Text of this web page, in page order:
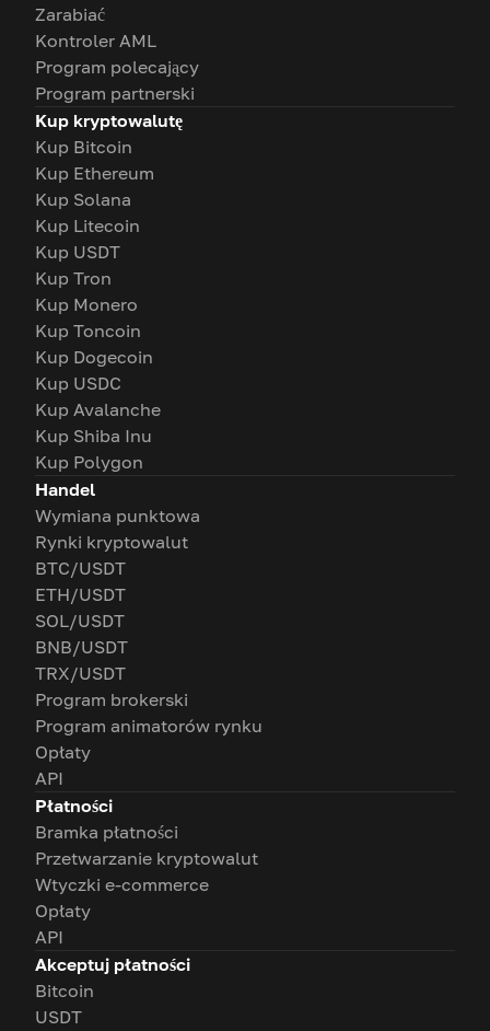
Zarabiać
Kontroler AML
Program polecający
Program partnerski
Kup kryptowalutę
Kup Bitcoin
Kup Ethereum
Kup Solana
Kup Litecoin
Kup USDT
Kup Tron
Kup Monero
Kup Toncoin
Kup Dogecoin
Kup USDC
Kup Avalanche
Kup Shiba Inu
Kup Polygon
Handel
Wymiana punktowa
Rynki kryptowalut
BTC/USDT
ETH/USDT
SOL/USDT
BNB/USDT
TRX/USDT
Program brokerski
Program animatorów rynku
Opłaty
API
Płatności
Bramka płatności
Przetwarzanie kryptowalut
Wtyczki e-commerce
Opłaty
API
Akceptuj płatności
Bitcoin
USDT